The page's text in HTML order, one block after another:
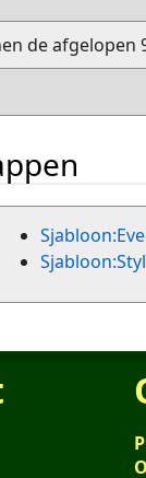
de afgelopen